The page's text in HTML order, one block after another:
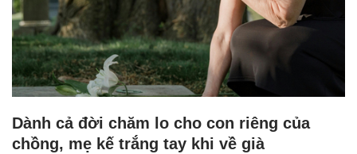
Dành cả đời chăm lo cho con riêng của
chồng, mẹ kế trắng tay khi về già